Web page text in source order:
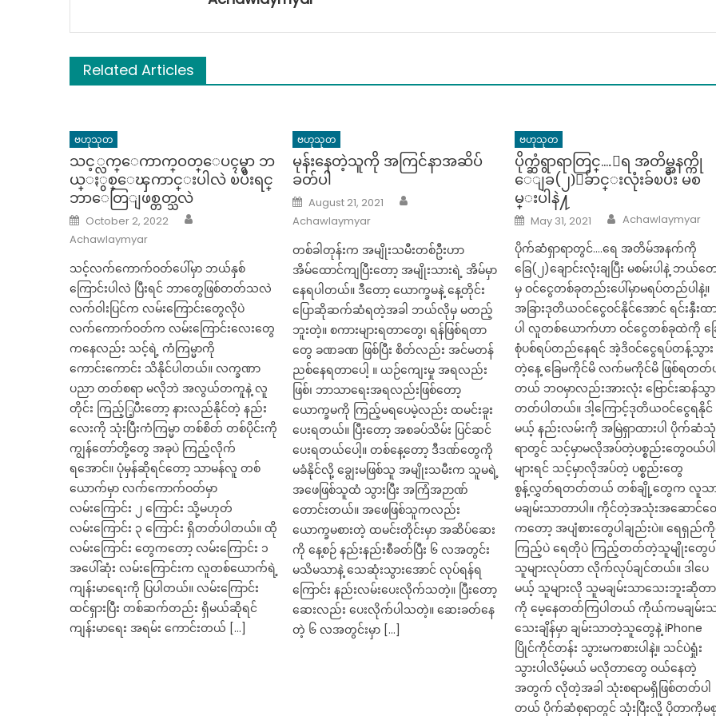
Related Articles
ဗဟုသုတ
သင့္လက္ေကာက္ဝတ္ေပၚမွာ ဘ
ယ္ႏွစ္ေၾကာင္းပါလဲ ၿပီးရင္
ဘာေတြျဖစ္တတ္သလဲ
Posted
on
October 2, 2022
Achawlaymyar
သင့်လက်ကောက်ဝတ်ပေါ်မှာ ဘယ်နှစ်
ကြောင်းပါလဲ ပြီးရင် ဘာတွေဖြစ်တတ်သလဲ
လက်ဝါးပြင်က လမ်းကြောင်းတွေလိုပဲ
လက်ကောက်ဝတ်က လမ်းကြောင်းလေးတွေ
ကနေလည်း သင့်ရဲ့ ကံကြမ္မာကို
ကောင်းကောင်း သိနိုင်ပါတယ်။ လက္ခဏာ
ပညာ တတ်စရာ မလိုဘဲ အလွယ်တကူနဲ့ လူ
တိုင်း ကြည့်ြ့ပီးတော့ နားလည်နိုင်တဲ့ နည်း
လေးကို သုံးပြီးကံကြမ္မာ တစ်စိတ် တစ်ပိုင်းကို
ကျွန်တော်တို့တွေ အခုပဲ ကြည့်လိုက်
ရအောင်။ ပုံမှန်ဆိုရင်တော့ သာမန်လူ တစ်
ယောက်မှာ လက်ကောက်ဝတ်မှာ
လမ်းကြောင်း ၂ ကြောင်း သို့မဟုတ်
လမ်းကြောင်း ၃ ကြောင်း ရှိတတ်ပါတယ်။ ထို
လမ်းကြောင်း တွေကတော့ လမ်းကြောင်း ၁
အပေါ်ဆုံး လမ်းကြောင်းက လူတစ်ယောက်ရဲ့
ကျန်းမာရေးကို ပြပါတယ်။ လမ်းကြောင်း
ထင်ရှားပြီး တစ်ဆက်တည်း ရှိမယ်ဆိုရင်
ကျန်းမာရေး အရမ်း ကောင်းတယ် […]
ဗဟုသုတ
မုန်းနေတဲ့သူကို အကြင်နာအဆိပ်
ခတ်ပါ
Posted
on
August 21, 2021
Achawlaymyar
တစ်ခါတုန်းက အမျိုးသမီးတစ်ဦးဟာ
အိမ်ထောင်ကျပြီးတော့ အမျိုးသားရဲ့ အိမ်မှာ
နေရပါတယ်။ ဒီတော့ ယောက္ခမနဲ့ နေ့တိုင်း
ပြောဆိုဆက်ဆံရတဲ့အခါ ဘယ်လိုမှ မတည့်
ဘူးတဲ့။ စကားများရတာတွေ၊ ရန်ဖြစ်ရတာ
တွေ ခဏခဏ ဖြစ်ပြီး စိတ်လည်း အင်မတန်
ညစ်နေရတာပေါ့ ။ ယဉ်ကျေးမှု အရလည်း
ဖြစ်၊ ဘာသာရေးအရလည်းဖြစ်တော့
ယောက္ခမကို ကြည့်မရပေမဲ့လည်း ထမင်းခူး
ပေးရတယ်။ ပြီးတော့ အစခပ်သိမ်း ပြင်ဆင်
ပေးရတယ်ပေါ့။ တစ်နေ့တော့ ဒီဒဏ်တွေကို
မခံနိုင်လို့ ချွေးမဖြစ်သူ အမျိုးသမီးက သူမရဲ့
အဖေဖြစ်သူထံ သွားပြီး အကြံအဉာဏ်
တောင်းတယ်။ အဖေဖြစ်သူကလည်း
ယောက္ခမစားတဲ့ ထမင်းတိုင်းမှာ အဆိပ်ဆေး
ကို နေ့စဉ် နည်းနည်းစီခတ်ပြီး ၆ လအတွင်း
မသိမသာနဲ့ သေဆုံးသွားအောင် လုပ်ရန်ရ
ကြောင်း နည်းလမ်းပေးလိုက်သတဲ့။ ပြီးတော့
ဆေးလည်း ပေးလိုက်ပါသတဲ့။ ဆေးခတ်နေ
တဲ့ ၆ လအတွင်းမှာ […]
ဗဟုသုတ
ပိုက္ဆံရွာရာတြင္….ေရ အတိမ္အနက္ကို
ေျခ(၂)ေခ်ာင္းလုံးခ်ၿပီး မစ
မ္းပါနဲ႔
Posted
on
May 31, 2021 Author
Achawlaymyar
ပိုက်ဆံရှာရာတွင်….ရေ အတိမ်အနက်ကို
ခြေ(၂)ချောင်းလုံးချပြီး မစမ်းပါနဲ့ ဘယ်တ
မှ ဝင်ငွေတစ်ခုတည်းပေါ်မှာမရပ်တည်ပါနဲ့။
အခြားဒုတိယဝင်ငွေဝင်နိုင်အောင် ရင်းနှီးထ
ပါ လူတစ်ယောက်ဟာ ဝင်ငွေတစ်ခုထဲကို ခြ
စုံပစ်ရပ်တည်နေရင် အဲ့ဒိဝင်ငွေရပ်တန့်သွား
တဲ့နေ့ ခြေမကိုင်မိ လက်မကိုင်မိ ဖြစ်ရတတ်
တယ် ဘဝမှာလည်းအားလုံး ဗြောင်းဆန်သွာ
တတ်ပါတယ်။ ဒါ့ကြောင့်ဒုတိယဝင်ငွေရနိုင်
မယ့် နည်းလမ်းကို အမြဲရှာထားပါ ပိုက်ဆံသုံ
ရာတွင် သင့်မှာမလိုအပ်တဲ့ပစ္စည်းတွေဝယ်ပါ
များရင် သင့်မှာလိုအပ်တဲ့ ပစ္စည်းတွေ
စွန့်လွှတ်ရတတ်တယ် တစ်ချို့တွေက လူသ
မချမ်းသာတာပါ။ ကိုင်တဲ့အသုံးအဆောင်
ကတော့ အပျံစားတွေပါချည်းပဲ။ ရေရှည်
ကြည့်ပဲ ရေတိုပဲ ကြည့်တတ်တဲ့သူမျိုးတွေပ
သူများလုပ်တာ လိုက်လုပ်ချင်တယ်။ ဒါပေ
မယ့် သူများလို သူမချမ်းသာသေးဘူးဆိုတာ
ကို မေ့နေတတ်ကြပါတယ် ကိုယ်ကမချမ်း
သေးချိန်မှာ ချမ်းသာတဲ့သူတွေနဲ့ iPhone
ပြိုင်ကိုင်တန်း သွားမကစားပါနဲ့။ သင်ပဲရှုံး
သွားပါလိမ့်မယ် မလိုတာတွေ ဝယ်နေတဲ့
အတွက် လိုတဲ့အခါ သုံးစရာမရှိဖြစ်တတ်ပါ
တယ် ပိုက်ဆံစုရာတွင် သုံးပြီးလို့ ပိုတာကိုမ